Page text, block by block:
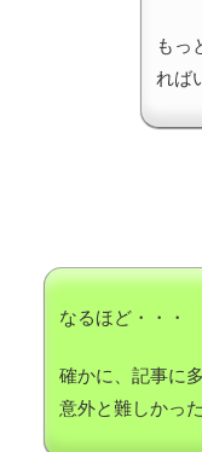
もっ
れば
なるほど・・・
確かに、記事に
意外と難しかっ